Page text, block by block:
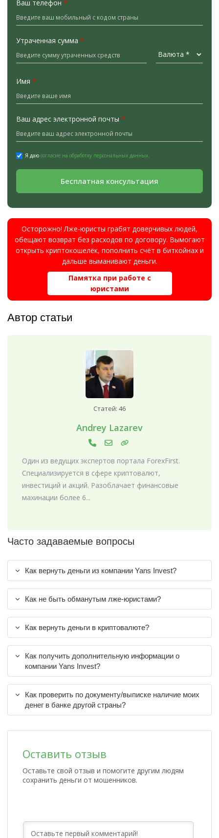
Ваш телефон *
Утраченная сумма *
Имя *
Ваш адрес электронной почты *
Я даю согласие на обработку персональных данных.
Бесплатная консультация
Осторожно! Лже-юристы грабят доверчивых людей,
обещают возврат без расходов по договору. Вымогают
открыть криптокошелёк, пополнить счёт в биткойнах и
дальше выманивают деньги.
Памятка при работе с
юристами
Автор статьи
Статей: 46
Andrey Lazarev
Один из ведущих экспертов портала ForexFirst.
Специализируется в сфере криптовалют,
инвестиций и акций. Разоблачает финансовые
махинации более 6...
Часто задаваемые вопросы
Как вернуть деньги из компании Yans Invest?
Как не быть обманутым лже-юристами?
Как вернуть деньги в криптовалюте?
Как получить дополнительную информации о
компании Yans Invest?
Как проверить по документу/выписке наличие моих
денег в банке другой страны?
Оставить отзыв
Оставьте свой отзыв и помогите другим людям
сохранить деньги от мошенников.